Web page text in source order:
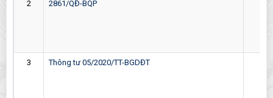
2 2861/QĐ-BQP
3 Thông tư 05/2020/TT-BGDĐT